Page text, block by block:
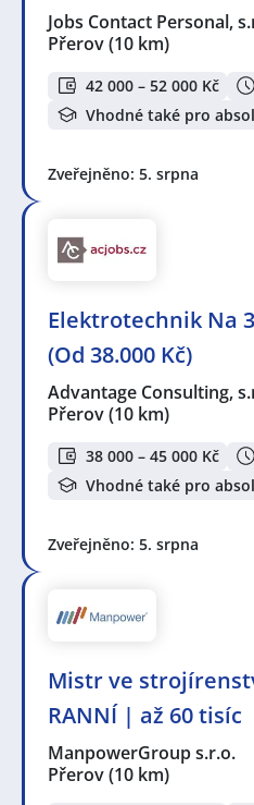
Jobs Contact Personal,
Přerov(10 km)
42 000 – 52 000 Kč
Vhodné také pro
Zveřejněno: 5. srpna
Elektrotechnik Na
(Od 38.000 Kč)
Advantage Consulting,
Přerov(10 km)
38 000 – 45 000 Kč
Vhodné také pro
Zveřejněno: 5. srpna
Mistr ve
RANNÍ | až 60 tisíc
ManpowerGroup s.r.o.
Přerov(10 km)